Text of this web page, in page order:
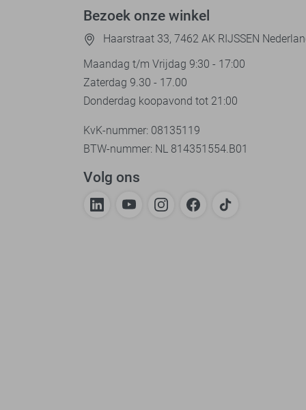
Bezoek onze winkel
Haarstraat 33, 7462 AK RIJSSEN
Maandag t/m Vrijdag 9:30 - 17:00
Zaterdag 9.30 - 17.00
Donderdag koopavond tot 21:00
KvK-nummer: 08135119
BTW-nummer: NL 814351554.B01
Volg ons